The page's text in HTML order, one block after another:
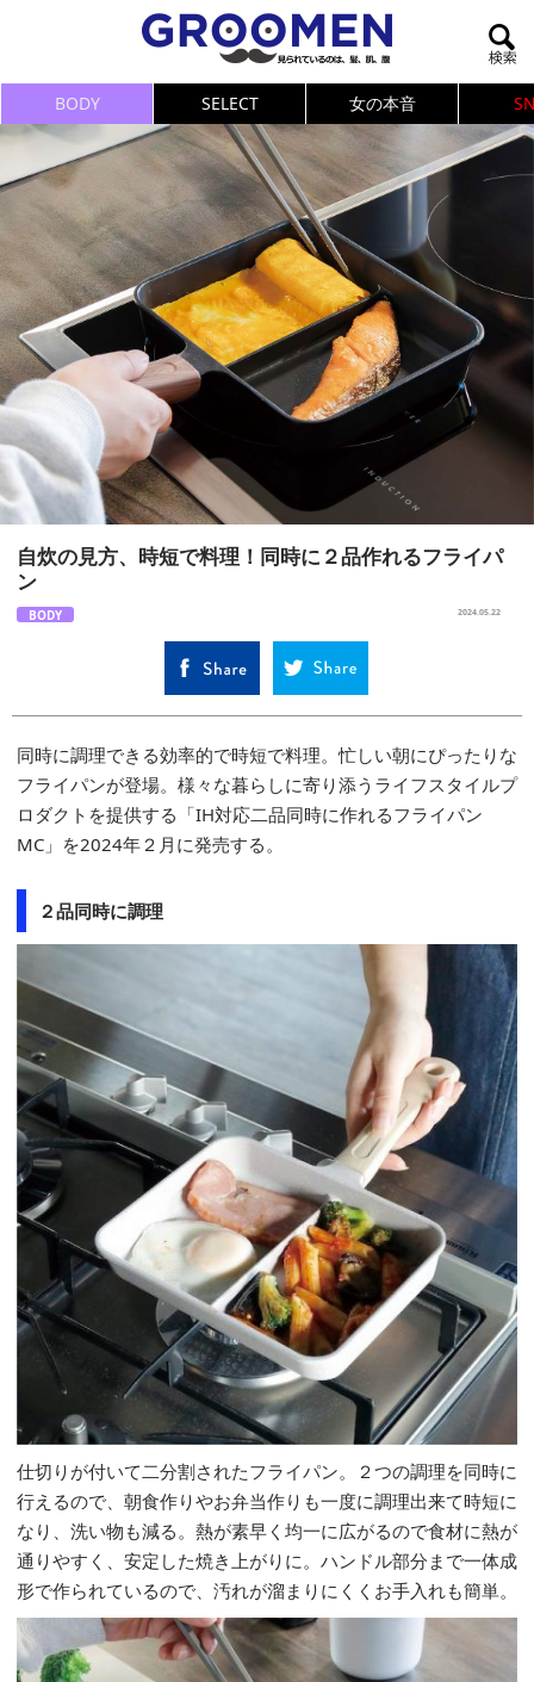
BODY SELECT 女の本音
自炊の見方、時短で料理！同時に２品作れるフライパ
ン
BODY 2024.05.22
同時に調理できる効率的で時短で料理。忙しい朝にぴったりな
フライパンが登場。様々な暮らしに寄り添うライフスタイルプ
ロダクトを提供する「IH対応二品同時に作れるフライパン
MC」を2024年２月に発売する。
２品同時に調理
仕切りが付いて二分割されたフライパン。２つの調理を同時に
行えるので、朝食作りやお弁当作りも一度に調理出来て時短に
なり、洗い物も減る。熱が素早く均一に広がるので食材に熱が
通りやすく、安定した焼き上がりに。ハンドル部分まで一体成
形で作られているので、汚れが溜まりにくくお手入れも簡単。